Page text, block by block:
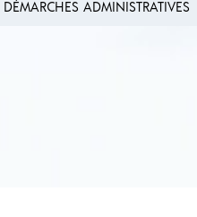
DÉMARCHES ADMINISTRATIVES